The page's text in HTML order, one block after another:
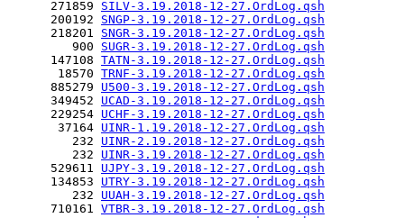
      271859
SILV-3.19.2018-12-27.OrdLog.qsh
      200192
SNGP-3.19.2018-12-27.OrdLog.qsh
      218201
SNGR-3.19.2018-12-27.OrdLog.qsh
         900
SUGR-3.19.2018-12-27.OrdLog.qsh
      147108
TATN-3.19.2018-12-27.OrdLog.qsh
       18570
TRNF-3.19.2018-12-27.OrdLog.qsh
      885279
U500-3.19.2018-12-27.OrdLog.qsh
      349452
UCAD-3.19.2018-12-27.OrdLog.qsh
      229254
UCHF-3.19.2018-12-27.OrdLog.qsh
       37164
UINR-1.19.2018-12-27.OrdLog.qsh
         232
UINR-2.19.2018-12-27.OrdLog.qsh
         232
UINR-3.19.2018-12-27.OrdLog.qsh
      529611
UJPY-3.19.2018-12-27.OrdLog.qsh
      134853
UTRY-3.19.2018-12-27.OrdLog.qsh
         232
UUAH-3.19.2018-12-27.OrdLog.qsh
      710161
VTBR-3.19.2018-12-27.OrdLog.qsh